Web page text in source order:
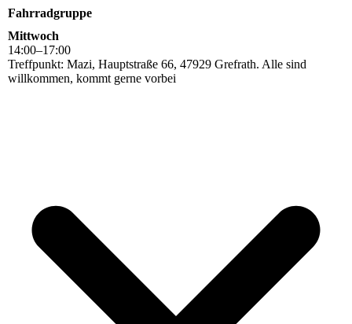
Fahrradgruppe
Mittwoch
14:00–17:00
Treffpunkt: Mazi, Hauptstraße 66, 47929 Grefrath. Alle sind
willkommen, kommt gerne vorbei